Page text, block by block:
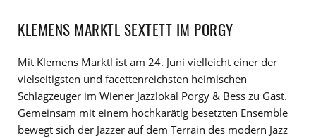
Kategorien
den
Tags
KLEMENS MARKTL SEXTETT IM PORGY
Mit Klemens Marktl ist am 24. Juni vielleicht einer der
vielseitigsten und facettenreichsten heimischen
Schlagzeuger im Wiener Jazzlokal Porgy & Bess zu Gast.
Gemeinsam mit einem hochkarätig besetzten Ensemble
bewegt sich der Jazzer auf dem Terrain des modern Jazz